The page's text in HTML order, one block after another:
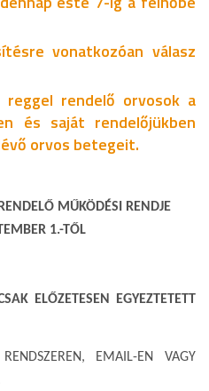
vonatkozóan válasz
rendelő orvosok a
és saját rendelőjükben
orvos betegeit.
MŰKÖDÉSI RENDJE
1.-TŐL
ELŐZETESEN EGYEZTETETT
EMAIL-EN VAGY